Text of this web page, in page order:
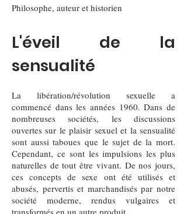
Philosophe, auteur et historien
L'éveil de la
sensualité
La libération/révolution sexuelle a
commencé dans les années 1960. Dans de
nombreuses sociétés, les discussions
ouvertes sur le plaisir sexuel et la sensualité
sont aussi taboues que le sujet de la mort.
Cependant, ce sont les impulsions les plus
naturelles de tout être vivant. De nos jours,
ces concepts de sexe ont été utilisés et
abusés, pervertis et marchandisés par notre
société moderne, rendus vulgaires et
transformés en un autre produit.